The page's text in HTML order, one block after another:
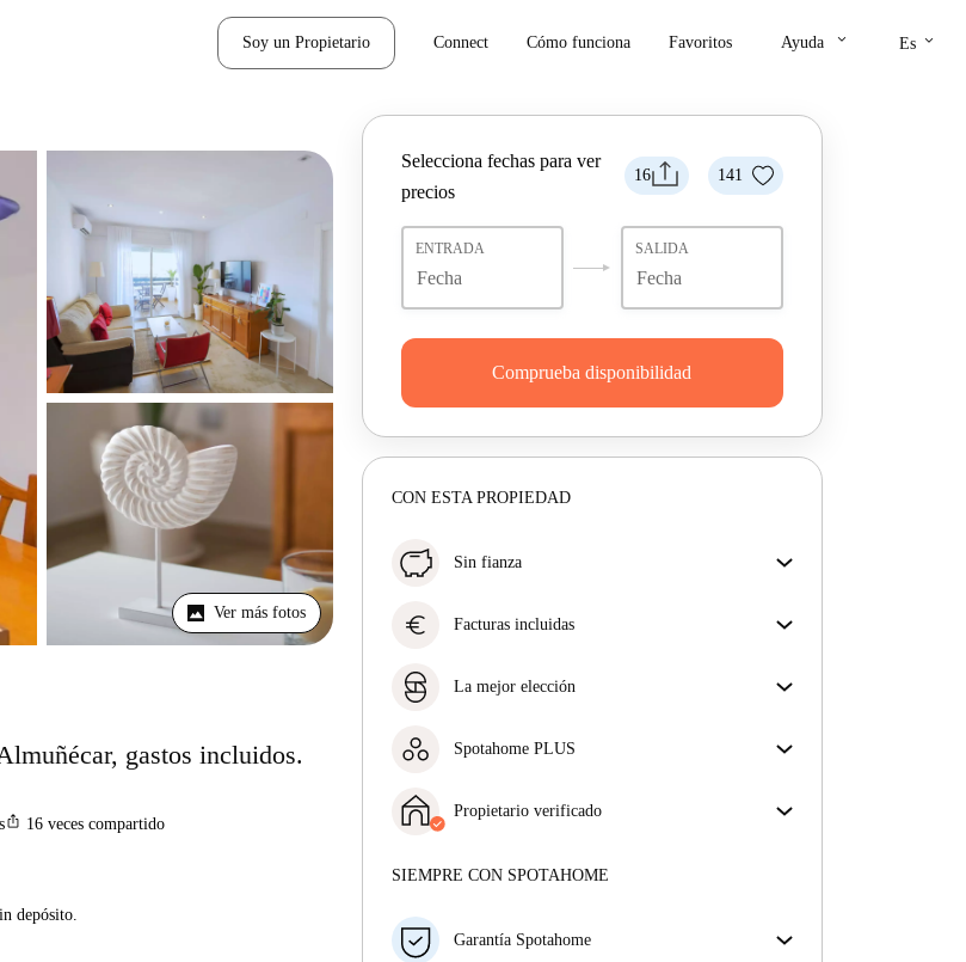
Soy un Propietario Connect Cómo funciona Favoritos Ayuda keyboard_arrow_down Es keyboard_arrow_down
Ver más fotos
gastos incluidos.
ios_share 16 veces compartido
depósito.
16 141
Selecciona fechas para ver
precios
ENTRADA SALIDA
Comprueba disponibilidad
CON ESTA PROPIEDAD
Sin fianza
mudanza sin depósito.
euro Facturas incluidas
facturas incluidas, que cubren alquiler y servicios
La mejor elección
fantásticos, disponibilidad y primera categoría.
Spotahome PLUS
más exigentes. Estándares más altos de seguridad y
soporte adicional durante todo el alquiler.
Propietario verificado
Más sobre este arrendador
SIEMPRE CON SPOTAHOME
Garantía Spotahome